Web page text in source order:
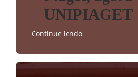
UNIPIAGET
Continue lendo